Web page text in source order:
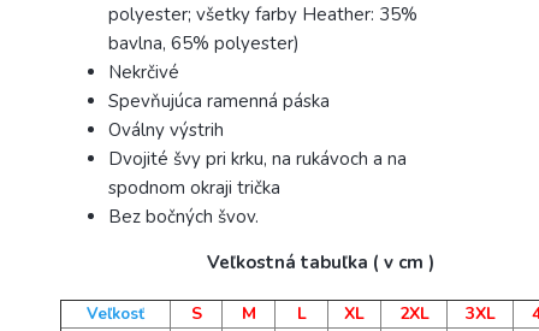
polyester; všetky farby Heather: 35%
bavlna, 65% polyester)
Nekrčivé
Spevňujúca ramenná páska
Oválny výstrih
Dvojité švy pri krku, na rukávoch a na
spodnom okraji trička
Bez bočných švov.
Veľkostná tabuľka ( v cm )
Veľkosť S M L XL 2XL 3XL